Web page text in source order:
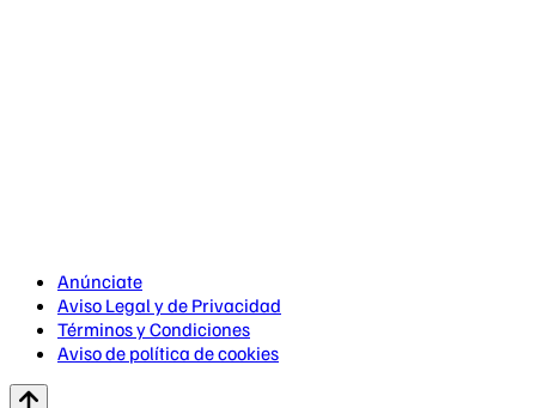
Anúnciate
Aviso Legal y de Privacidad
Términos y Condiciones
Aviso de política de cookies